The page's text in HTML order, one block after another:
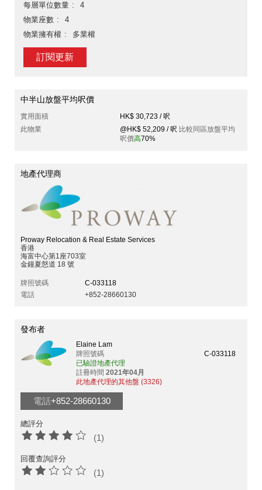
每層單位數量
4
物業座數
4
物業擁有權
多業權
訂閱更新
中半山放盤平均呎價
實用面積
HK$ 30,723 / 呎
此物業
@HK$ 52,209 / 呎 比較同區放盤平均
呎價高70%
地產代理商
Proway Relocation & Real Estate Services
香港
海富中心第1座703室
金鐘夏慤道 18 號
牌照號碼
C-033118
電話
+852-28660130
發布者
Elaine Lam
牌照號碼
C-033118
已驗證地產代理
註冊時間 2021年04月
此地產代理的其他盤 (3326)
電話+852-28660130
總評分
(1)
回覆查詢評分
(1)